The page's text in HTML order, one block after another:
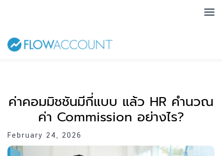
ค่าคอมมิชชันมีกี่แบบ แล้ว HR คำนวณ
ค่า Commission อย่างไร?
February 24, 2026